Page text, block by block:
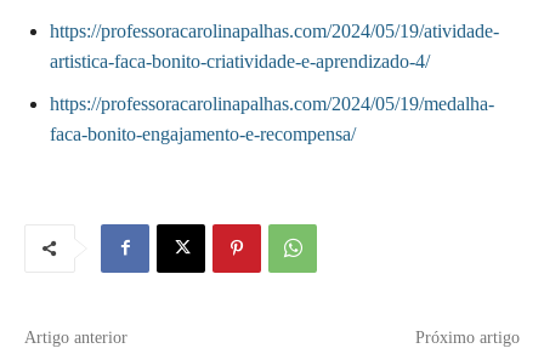
https://professoracarolinapalhas.com/2024/05/19/atividade-
artistica-faca-bonito-criatividade-e-aprendizado-4/
https://professoracarolinapalhas.com/2024/05/19/medalha-
faca-bonito-engajamento-e-recompensa/
Artigo anterior Próximo artigo